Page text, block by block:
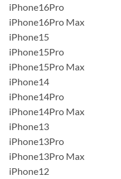
iPhone16Pro
iPhone16Pro Max
iPhone15
iPhone15Pro
iPhone15Pro Max
iPhone14
iPhone14Pro
iPhone14Pro Max
iPhone13
iPhone13Pro
iPhone13Pro Max
iPhone12